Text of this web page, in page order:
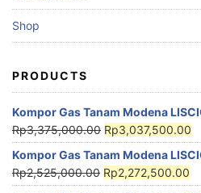
Shop
PRODUCTS
Kompor Gas Tanam Modena
Rp3,375,000.00 Rp3,037,500.00
Kompor Gas Tanam Modena
Rp2,525,000.00 Rp2,272,500.00